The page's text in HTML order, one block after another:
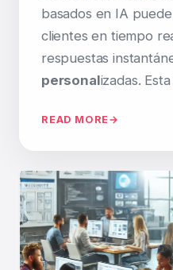
basados en IA
clientes en tiempo
respuestas
personalizadas.
READ MORE